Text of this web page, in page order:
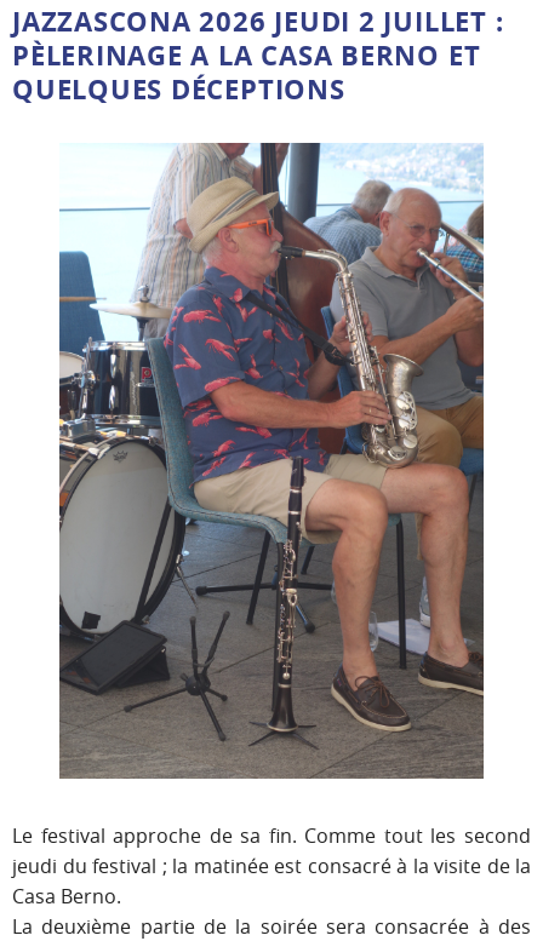
JAZZASCONA 2026 JEUDI 2 JUILLET :
PÈLERINAGE A LA CASA BERNO ET
QUELQUES DÉCEPTIONS
Le festival approche de sa fin. Comme tout les second
jeudi du festival ; la matinée est consacré à la visite de la
Casa Berno.
La deuxième partie de la soirée sera consacrée à des